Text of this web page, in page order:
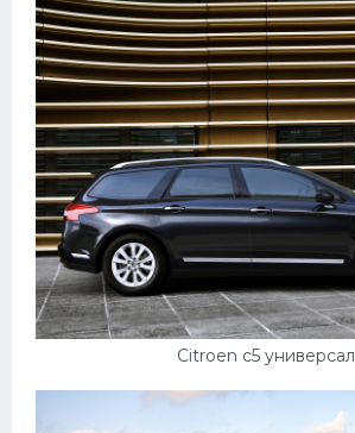
Citroen c5 универсал
Крайслер
Порше
Самолеты
Корабли
Комплектующие
Тойота
Лодки
Шкода